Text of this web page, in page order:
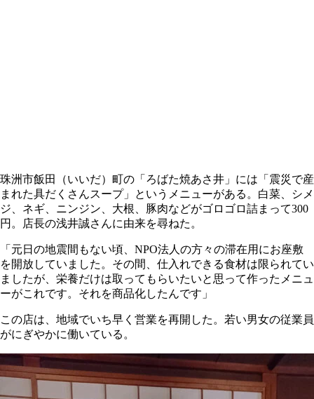
珠洲市飯田（いいだ）町の「ろばた焼あさ井」には「震災で産
まれた具だくさんスープ」というメニューがある。白菜、シメ
ジ、ネギ、ニンジン、大根、豚肉などがゴロゴロ詰まって300
円。店長の浅井誠さんに由来を尋ねた。
「元日の地震間もない頃、NPO法人の方々の滞在用にお座敷
を開放していました。その間、仕入れできる食材は限られてい
ましたが、栄養だけは取ってもらいたいと思って作ったメニュ
ーがこれです。それを商品化したんです」
この店は、地域でいち早く営業を再開した。若い男女の従業員
がにぎやかに働いている。